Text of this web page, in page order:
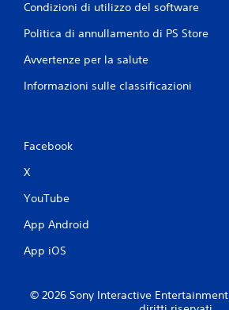
Condizioni di utilizzo del software
Politica di annullamento di PS Store
Avvertenze per la salute
Informazioni sulle classificazioni
Facebook
X
YouTube
App Android
App iOS
© 2026 Sony Interactive